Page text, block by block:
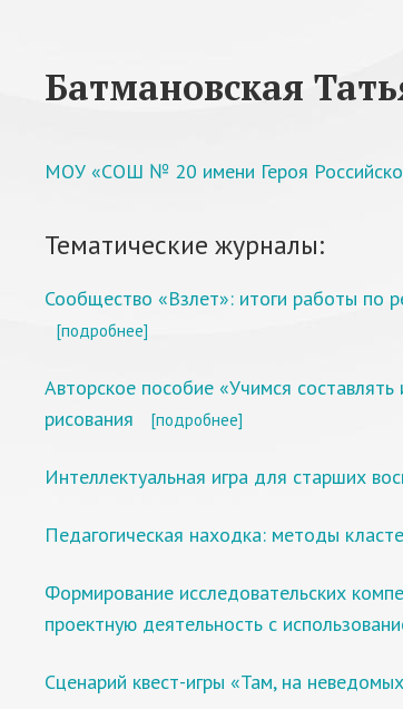
Батмановская
МОУ «СОШ № 20 имени Героя
Тематические журналы:
Сообщество «Взлет»: итоги работы по
[подробнее]
Авторское пособие «Учимся
рисования
[подробнее]
Интеллектуальная игра для старших
Педагогическая находка: методы
Формирование исследовательских
проектную деятельность с
Сценарий квест-игры «Там, на